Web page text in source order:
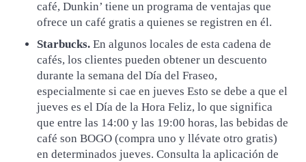
café, Dunkin’ tiene un programa de ventajas que
ofrece un café gratis a quienes se registren en él.
Starbucks. En algunos locales de esta cadena de
cafés, los clientes pueden obtener un descuento
durante la semana del Día del Fraseo,
especialmente si cae en jueves Esto se debe a que el
jueves es el Día de la Hora Feliz, lo que significa
que entre las 14:00 y las 19:00 horas, las bebidas de
café son BOGO (compra uno y llévate otro gratis)
en determinados jueves. Consulta la aplicación de